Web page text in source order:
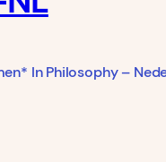
In Philosophy –